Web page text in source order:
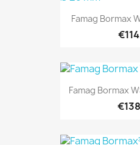
Famag Bormax
Famag Bormax